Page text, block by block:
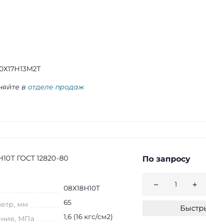
в отделе продаж
ГОСТ 12820-80
08Х18Н10Т
мм 65
МПа 1,6 (16 кгс/см2)
По запросу